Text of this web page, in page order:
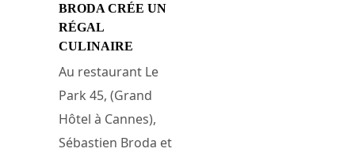
BRODA CRÉE UN
RÉGAL
CULINAIRE
Au restaurant Le
Park 45, (Grand
Hôtel à Cannes),
Sébastien Broda et